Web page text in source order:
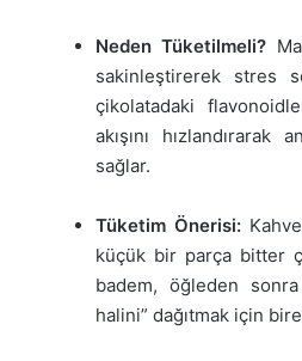
Neden Tüketilmeli?
sakinleştirerek stres
çikolatadaki
akışını hızlandırarak
sağlar.
Tüketim Önerisi:
küçük bir parça bitter
badem, öğleden
halini” dağıtmak için